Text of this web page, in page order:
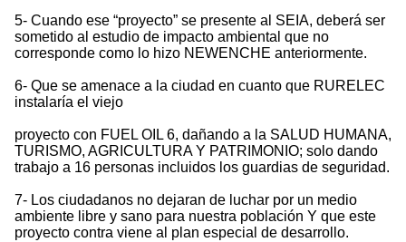
5- Cuando ese “proyecto” se presente al SEIA, deberá ser
sometido al estudio de impacto ambiental que no
corresponde como lo hizo NEWENCHE anteriormente.
6- Que se amenace a la ciudad en cuanto que RURELEC
instalaría el viejo
proyecto con FUEL OIL 6, dañando a la SALUD HUMANA,
TURISMO, AGRICULTURA Y PATRIMONIO; solo dando
trabajo a 16 personas incluidos los guardias de seguridad.
7- Los ciudadanos no dejaran de luchar por un medio
ambiente libre y sano para nuestra población Y que este
proyecto contra viene al plan especial de desarrollo.